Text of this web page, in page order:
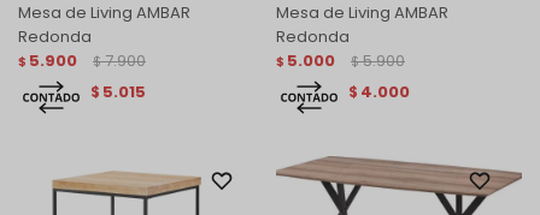
Mesa de Living AMBAR
Redonda
$ 5.900 $ 7.900
$ 5.015
Mesa de Living AMBAR
Redonda
$ 5.000 $ 5.900
$ 4.000